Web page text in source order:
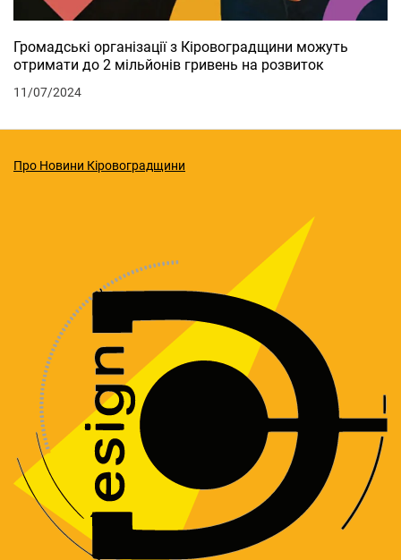
Громадські організації з Кіровоградщини можуть
отримати до 2 мільйонів гривень на розвиток
11/07/2024
Про Новини Кіровоградщини